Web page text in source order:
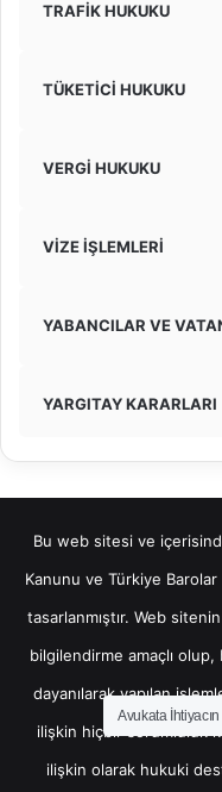
TRAFİK HUKUKU
TÜKETİCİ HUKUKU
VERGİ HUKUKU
VİZE İŞLEMLERİ
YABANCILAR VE
YARGITAY KARARLARI
Bu web sitesi ve
Kanunu ve Türkiye
tasarlanmıştır. Web
bilgilendirme amaçlı olup,
dayanılarak yapılan
ilişkin hiçbir sorumluluk
ilişkin olarak hukuki
Avukata İhtiyacın